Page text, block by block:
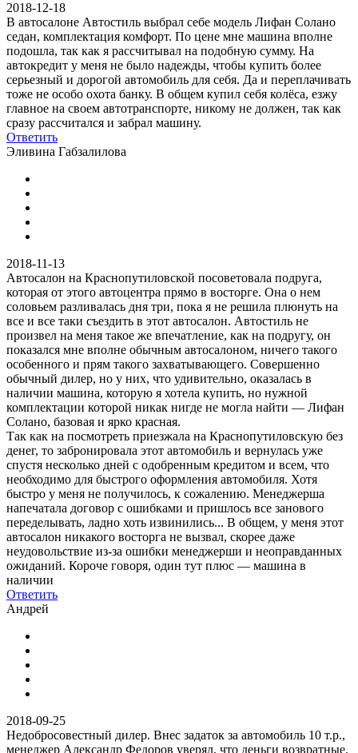
2018-12-18
В автосалоне Автостиль выбрал себе модель Лифан Солано
седан, комплектация комфорт. По цене мне машина вполне
подошла, так как я рассчитывал на подобную сумму. На
автокредит у меня не было надежды, чтобы купить более
серьезный и дорогой автомобиль для себя. Да и переплачивать
тоже не особо охота банку. В общем купил себя колёса, езжу
главное на своем автотранспорте, никому не должен, так как
сразу рассчитался и забрал машину.
Ответить
Эливина Габзалилова
2018-11-13
Автосалон на Краснопутиловской посоветовала подруга,
которая от этого автоцентра прямо в восторге. Она о нем
соловьем разливалась дня три, пока я не решила плюнуть на
все и все таки съездить в этот автосалон. Автостиль не
произвел на меня такое же впечатление, как на подругу, он
показался мне вполне обычным автосалоном, ничего такого
особенного и прям такого захватывающего. Совершенно
обычный дилер, но у них, что удивительно, оказалась в
наличии машина, которую я хотела купить, но нужной
комплектации которой никак нигде не могла найти — Лифан
Солано, базовая и ярко красная.
Так как на посмотреть приезжала на Краснопутиловскую без
денег, то забронировала этот автомобиль и вернулась уже
спустя несколько дней с одобренным кредитом и всем, что
необходимо для быстрого оформления автомобиля. Хотя
быстро у меня не получилось, к сожалению. Менеджерша
напечатала договор с ошибками и пришлось все занового
переделывать, ладно хоть извинились... В общем, у меня этот
автосалон никакого восторга не вызвал, скорее даже
неудовольствие из-за ошибки менеджерши и неоправданных
ожиданий. Короче говоря, один тут плюс — машина в
наличии
Ответить
Андрей
2018-09-25
Недобросовестный дилер. Внес задаток за автомобиль 10 т.р.,
менеджер Александр Федоров уверял, что деньги возвратные.